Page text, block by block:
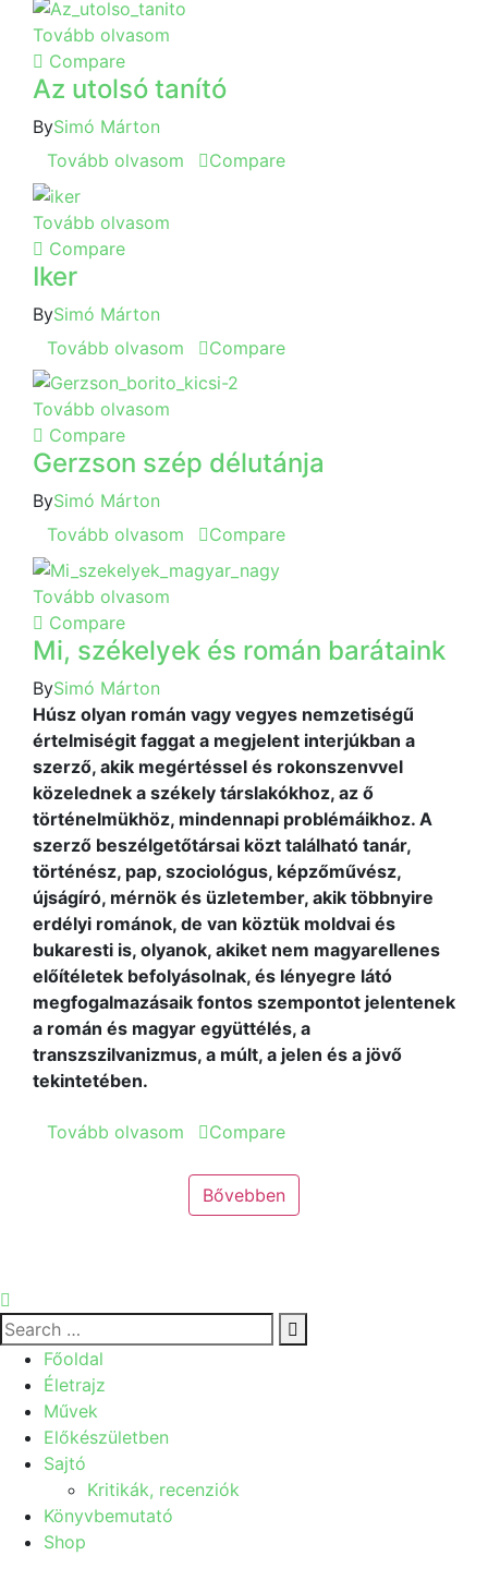
Tovább olvasom
Compare
Az utolsó tanító
BySimó Márton
Tovább olvasom
Compare
Tovább olvasom
Compare
Iker
BySimó Márton
Tovább olvasom
Compare
Tovább olvasom
Compare
Gerzson szép délutánja
BySimó Márton
Tovább olvasom
Compare
Tovább olvasom
Compare
Mi, székelyek és román barátaink
BySimó Márton
Húsz olyan román vagy vegyes nemzetiségű
értelmiségit faggat a megjelent interjúkban a
szerző, akik megértéssel és rokonszenvvel
közelednek a székely társlakókhoz, az ő
történelmükhöz, mindennapi problémáikhoz. A
szerző beszélgetőtársai közt található tanár,
történész, pap, szociológus, képzőművész,
újságíró, mérnök és üzletember, akik többnyire
erdélyi románok, de van köztük moldvai és
bukaresti is, olyanok, akiket nem magyarellenes
előítéletek befolyásolnak, és lényegre látó
megfogalmazásaik fontos szempontot jelentenek
a román és magyar együttélés, a
transzszilvanizmus, a múlt, a jelen és a jövő
tekintetében.
Tovább olvasom Compare
Bővebben
Főoldal
Életrajz
Művek
Előkészületben
Sajtó
Kritikák, recenziók
Könyvbemutató
Shop